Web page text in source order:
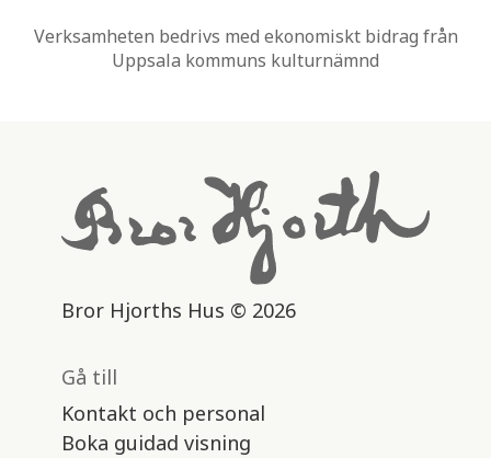
Verksamheten bedrivs med ekonomiskt bidrag från
Uppsala kommuns kulturnämnd
Bror Hjorths Hus © 2026
Gå till
Kontakt och personal
Boka guidad visning